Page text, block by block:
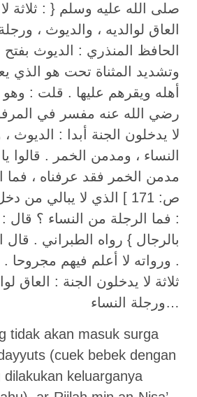
صلى الله عليه وسلم { : ثلاثة
العاق لوالديه ، والديوث ،
الحافظ المنذري : الديوث بفتح
وتشديد المثناة تحت هو الذي
أهله ويقرهم عليها . قلت :
رضي الله عنه مفسر في
لا يدخلون الجنة أبدا : الديوث
النساء ، ومدمن الخمر . قالوا
مدمن الخمر فقد عرفناه ، فما
ص: 171 ] الذي لا يبالي
: فما الرجلة من النساء ؟ قال :
بالرجال } رواه الطبراني .
ورواته لا أعلم فيهم مجروحا . والله أعلم .
ثلاثة لا يدخلون الجنة : العاق
…ورجلة النساء
tidak akan masuk surga
(cuek bebek dengan
dilakukan keluarganya